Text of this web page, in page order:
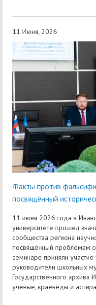
11 Июня, 2026
Факты против
посвящённый
11 июня 2026 года в
университете прошел
сообщества региона
посвящённый проблемам
семинаре приняли
руководители школьных
Государственного архива
ученые, краеведы и